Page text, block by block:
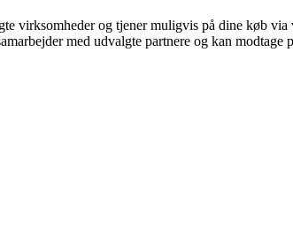
virksomheder og tjener muligvis på dine køb via
med udvalgte partnere og kan